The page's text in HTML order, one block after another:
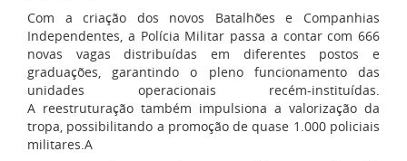
Com a criação dos novos Batalhões e Companhias
Independentes, a Polícia Militar passa a contar com 666
novas vagas distribuídas em diferentes postos e
graduações, garantindo o pleno funcionamento das
unidades operacionais recém-instituídas.
A reestruturação também impulsiona a valorização da
tropa, possibilitando a promoção de quase 1.000 policiais
militares.A